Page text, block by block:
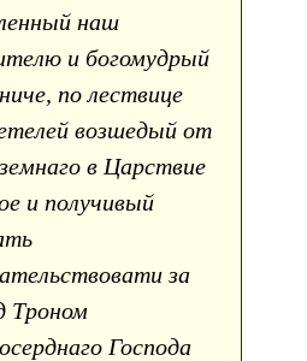
наш
и богомудрый
по лествице
возшедый от
в Царствие
и получивый
за
Троном
Господа